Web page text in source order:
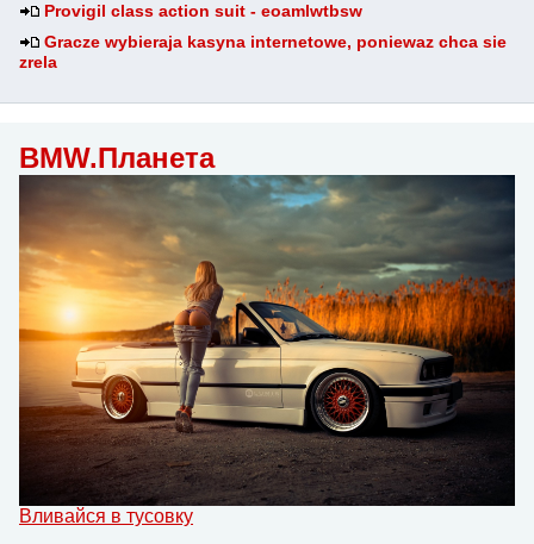
Provigil class action suit - eoamlwtbsw
Gracze wybieraja kasyna internetowe, poniewaz chca sie
zrela
BMW.Планета
Вливайся в тусовку